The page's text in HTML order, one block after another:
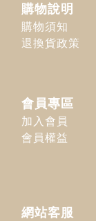
購物說明
購物須知
退換貨政策
會員專區
加入會員
會員權益
網站客服